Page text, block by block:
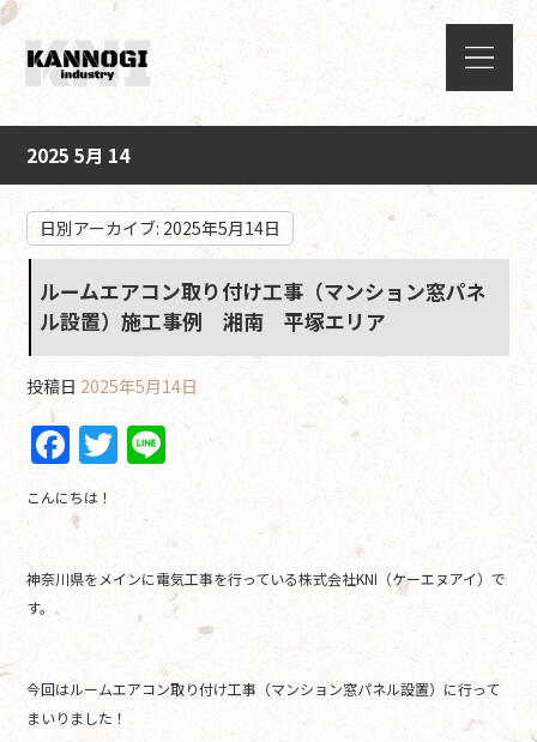
2025 5月 14
日別アーカイブ: 2025年5月14日
ルームエアコン取り付け工事（マンション窓パネ
ル設置）施工事例 湘南 平塚エリア
投稿日 2025年5月14日
F
a
c
e
b
o
k
T
w
itt
er
Li
こんにちは！
神奈川県をメインに電気工事を行っている株式会社KNI（ケーエヌアイ）で
す。
今回はルームエアコン取り付け工事（マンション窓パネル設置）に行って
まいりました！